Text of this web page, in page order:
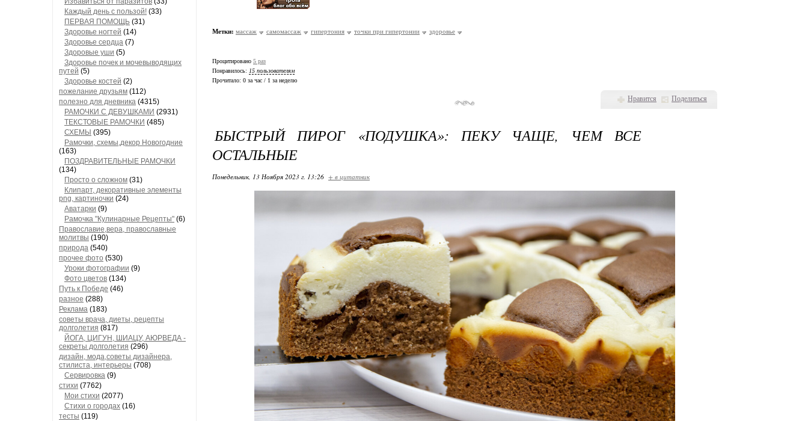
Каждый день с пользой! (33)
ПЕРВАЯ ПОМОЩЬ (31)
Здоровье ногтей (14)
Здоровье сердца (7)
Здоровые уши (5)
Здоровье почек и мочевыводящих
путей (5)
Здоровье костей (2)
пожелание друзьям (112)
полезно для дневника (4315)
РАМОЧКИ С ДЕВУШКАМИ (2931)
ТЕКСТОВЫЕ РАМОЧКИ (485)
СХЕМЫ (395)
Рамочки, схемы,декор Новогодние
(163)
ПОЗДРАВИТЕЛЬНЫЕ РАМОЧКИ
(134)
Просто о сложном (31)
Клипарт, декоративные элементы
png, картиночки (24)
Аватарки (9)
Рамочка "Кулинарные Рецепты" (6)
Православие,вера, православные
молитвы (190)
природа (540)
прочее фото (530)
Уроки фотографии (9)
Фото цветов (134)
Путь к Победе (46)
разное (288)
Реклама (183)
советы врача, диеты, рецепты
долголетия (817)
ЙОГА, ЦИГУН, ШИАЦУ, АЮРВЕДА -
секреты долголетия (296)
дизайн, мода,советы дизайнера,
стилиста, интерьеры (708)
Сервировка (9)
стихи (7762)
Мои стихи (2077)
Стихи о городах (16)
тесты (119)
Нравится Поделиться
Метки: массаж самомассаж гипертония точки при гипертонии здоровье
Процитировано 5 раз
Понравилось: 15 пользователям
Прочитало: 0 за час / 1 за неделю
БЫСТРЫЙ ПИРОГ «ПОДУШКА»: ПЕКУ ЧАЩЕ, ЧЕМ ВСЕ
ОСТАЛЬНЫЕ
Понедельник, 13 Ноября 2023 г. 13:26 + в цитатник